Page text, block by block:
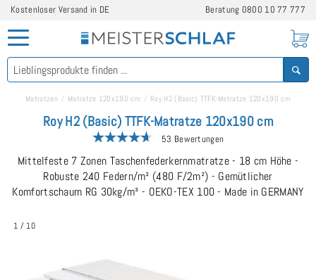
Kostenloser Versand in DE Beratung 0800 10 77 777
Matratzen Matratze 120x190 cm Roy H2 (Basic) TTFK-Matratze 120x190 cm
Roy H2 (Basic) TTFK-Matratze 120x190 cm
53 Bewertungen
Mittelfeste 7 Zonen Taschenfederkernmatratze - 18 cm Höhe -
Robuste 240 Federn/m² (480 F/2m²) - Gemütlicher
Komfortschaum RG 30kg/m³ - OEKO-TEX 100 - Made in GERMANY
1 / 10